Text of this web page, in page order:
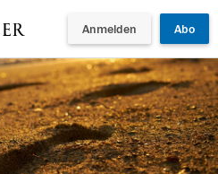
Anmelden Abo